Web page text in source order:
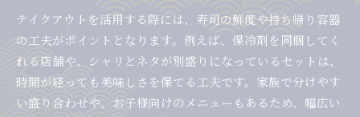
テイクアウトを活用する際には、寿司の鮮度や持ち帰り容器
の工夫がポイントとなります。例えば、保冷剤を同梱してく
れる店舗や、シャリとネタが別盛りになっているセットは、
時間が経っても美味しさを保てる工夫です。家族で分けやす
い盛り合わせや、お子様向けのメニューもあるため、幅広い